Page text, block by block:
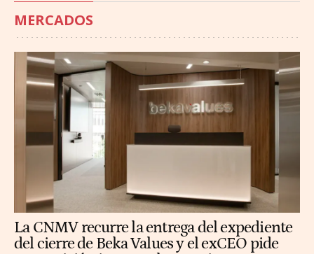
MERCADOS
La CNMV recurre la entrega del expediente
del cierre de Beka Values y el exCEO pide